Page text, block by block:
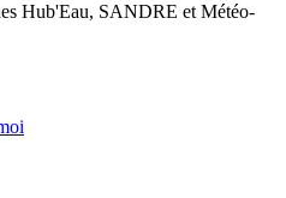
Hub'Eau, SANDRE et Météo-